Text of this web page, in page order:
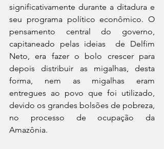
significativamente durante a ditadura e
seu programa político econômico. O
pensamento central do governo,
capitaneado pelas ideias  de Delfim
Neto, era fazer o bolo crescer para
depois distribuir as migalhas, desta
forma, nem as migalhas eram
entregues ao povo que foi utilizado,
devido os grandes bolsões de pobreza,
no processo de ocupação da
Amazônia.